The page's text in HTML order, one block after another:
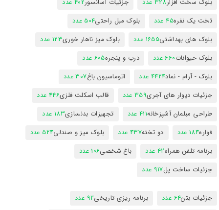
بلوک سخت افزار328 عدد جزئیات آسانسور402 عدد
تخت یک نفره45 عدد بلوک مبل راحتی504 عدد
بلوک های بهداشتی1655 عدد بلوک میز ناهار خوری123 عدد
بلوک حیوانات660 عدد درب و پنجره605 عدد
بلوک - آرام - نماد4424 عدد اتوماسیون باغ307 عدد
جزئیات دیوار های آجری359 عدد قالب اسکلت فلزی446 عدد
طراحی مبلمان آشپزخانه411 عدد تجهیزات بدنسازی183 عدد
فواره184 عدد دو تخته437 عدد بلوک میز و صندلی524 عدد
برنامه تلفن همراه42 عدد باغ شخصی106 عدد
جزئیات ساخت پل917 عدد
جزئیات بتن64 عدد برنامه ریزی تاریخی92 عدد